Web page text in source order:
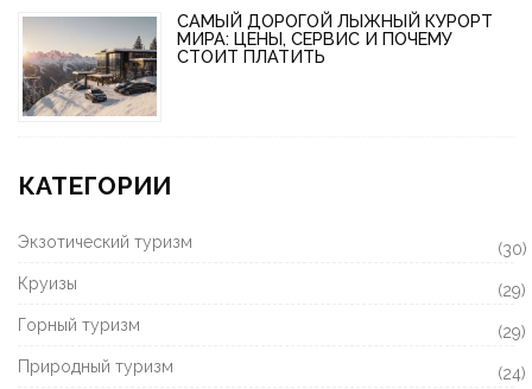
САМЫЙ ДОРОГОЙ ЛЫЖНЫЙ КУРОРТ
МИРА: ЦЕНЫ, СЕРВИС И ПОЧЕМУ
СТОИТ ПЛАТИТЬ
КАТЕГОРИИ
Экзотический туризм
(30)
Круизы
(29)
Горный туризм
(29)
Природный туризм
(24)